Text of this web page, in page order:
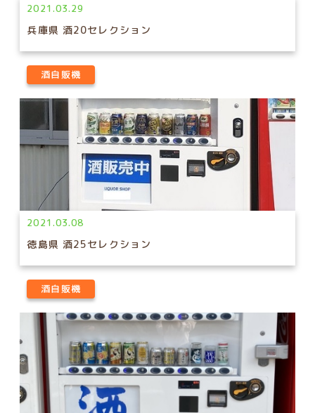
2021.03.29
兵庫県 酒20セレクション
酒自販機
2021.03.08
徳島県 酒25セレクション
酒自販機